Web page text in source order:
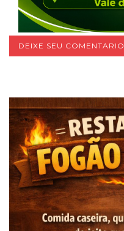
DEIXE SEU COMENTARIO